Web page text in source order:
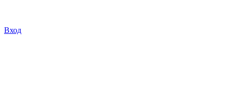
Вход